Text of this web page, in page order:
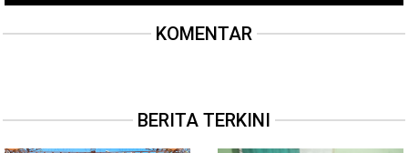
KOMENTAR
BERITA TERKINI